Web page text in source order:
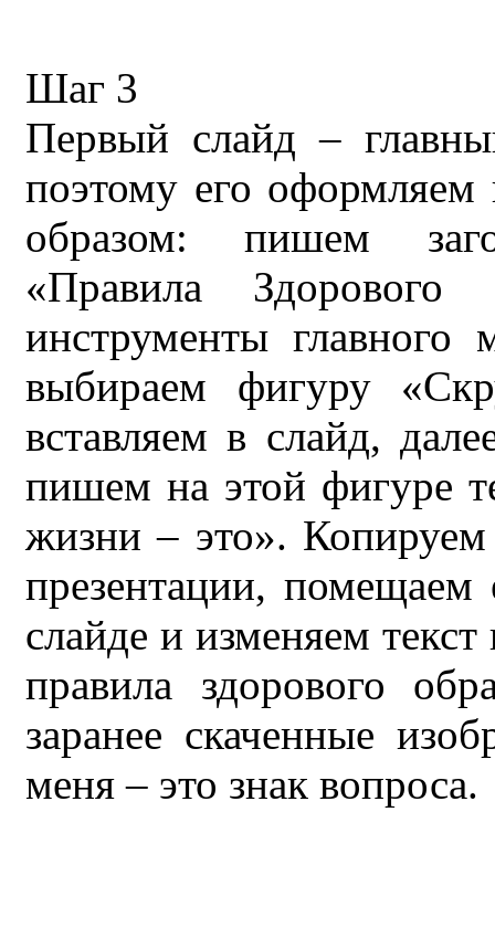
Шаг 3
Первый слайд –
поэтому его
образом: пишем
«Правила Здорового
инструменты
выбираем фигуру
вставляем в слайд,
пишем на этой фигуре
жизни – это».
презентации,
слайде и изменяем
правила здорового
заранее скаченные
меня – это знак вопроса.